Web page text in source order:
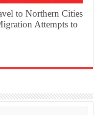
to Northern Cities
Attempts to